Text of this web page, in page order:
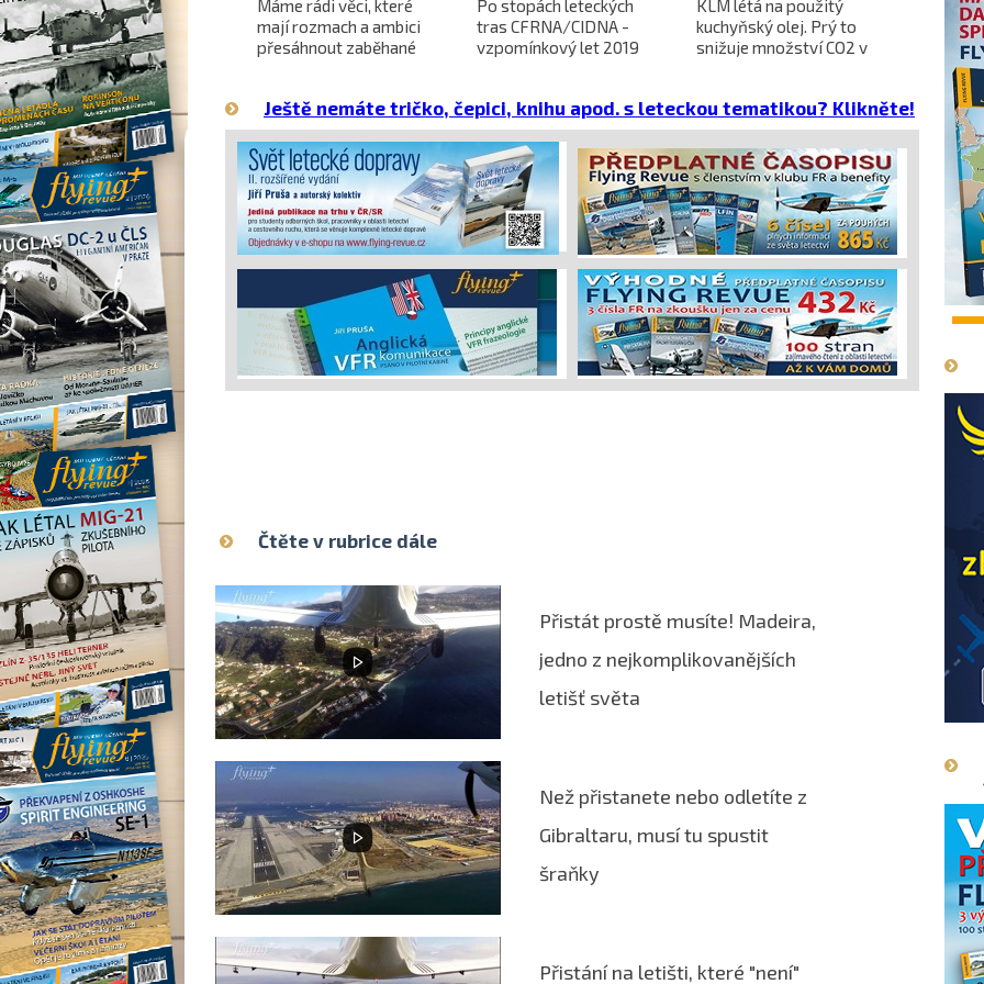
Projekt nadzvukového
letounu X-59 QueSST
směřuje k prvnímu letu
Máme rádi věci, které
mají rozmach a ambici
přesáhnout zaběhané
Po stopách leteckých
tras CFRNA/CIDNA -
vzpomínkový let 2019
KLM létá na použitý
kuchyňský olej. Prý to
snižuje množství CO2 v
L-610
projekt
cena
Ještě nemáte tričko, čepici, knihu apod. s leteckou tematikou? Klikněte!
Čtěte v rubrice dále
Přistát prostě musíte! Madeira,
jedno z nejkomplikovanějších
letišť světa
Než přistanete nebo odletíte z
Gibraltaru, musí tu spustit
šraňky
Přistání na letišti, které "není"
1